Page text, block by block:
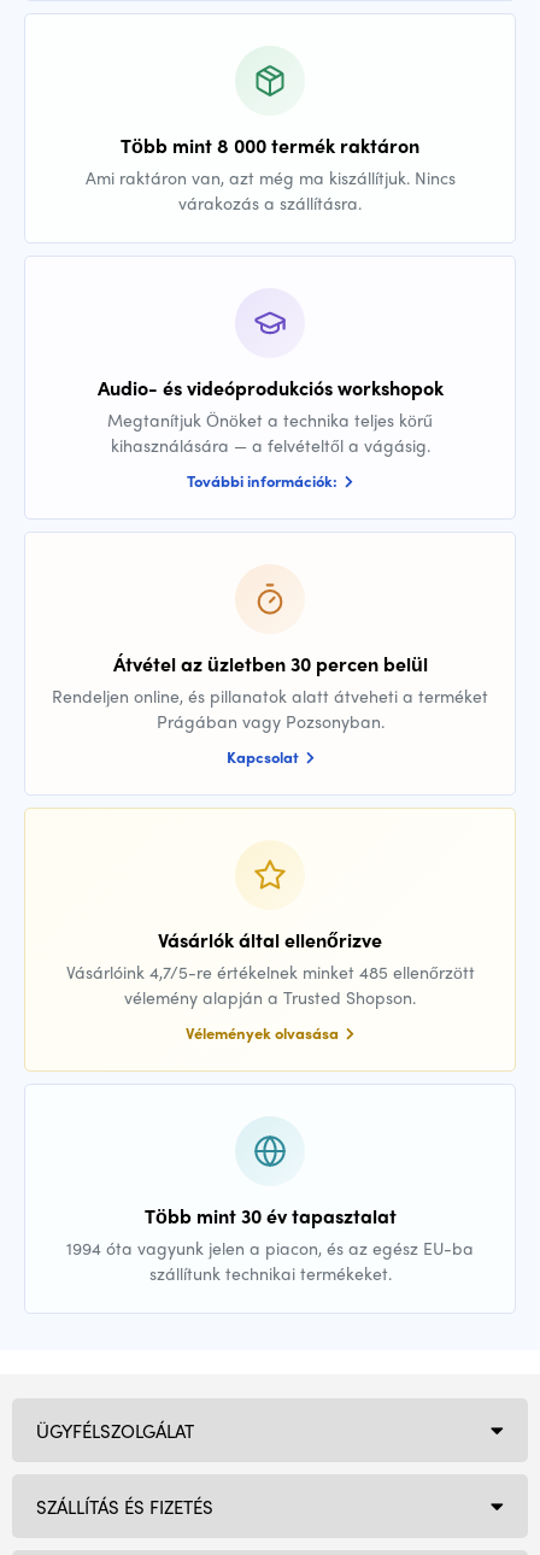
Több mint 8 000 termék raktáron
Ami raktáron van, azt még ma kiszállítjuk. Nincs
várakozás a szállításra.
Audio- és videóprodukciós workshopok
Megtanítjuk Önöket a technika teljes körű
kihasználására — a felvételtől a vágásig.
További információk:
Átvétel az üzletben 30 percen belül
Rendeljen online, és pillanatok alatt átveheti a terméket
Prágában vagy Pozsonyban.
Kapcsolat
Vásárlók által ellenőrizve
Vásárlóink 4,7/5-re értékelnek minket 485 ellenőrzött
vélemény alapján a Trusted Shopson.
Vélemények olvasása
Több mint 30 év tapasztalat
1994 óta vagyunk jelen a piacon, és az egész EU-ba
szállítunk technikai termékeket.
ÜGYFÉLSZOLGÁLAT
SZÁLLÍTÁS ÉS FIZETÉS